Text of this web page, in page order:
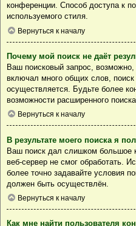
конференции. Способ доступа к
используемого стиля.
Вернуться к началу
Почему мой поиск не даёт
Ваш поисковый запрос,
включал много общих слов,
осуществляется. Будьте более
возможности расширенного поиска.
Вернуться к началу
В результате моего поиска я
Ваш поиск дал слишком большое
веб-сервер не смог обработать.
более точно задавайте условия
должен быть осуществлён.
Вернуться к началу
Как мне найти пользователя